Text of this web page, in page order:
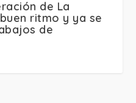
de La
ritmo y ya se
de